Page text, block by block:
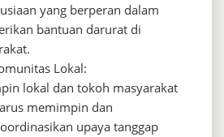
yang berperan dalam
bantuan darurat di
Lokal:
lokal dan tokoh masyarakat
memimpin dan
upaya tanggap